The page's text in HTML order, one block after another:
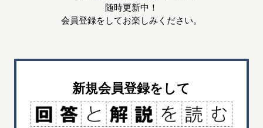
随時更新中！
会員登録をしてお楽しみください。
新規会員登録をして